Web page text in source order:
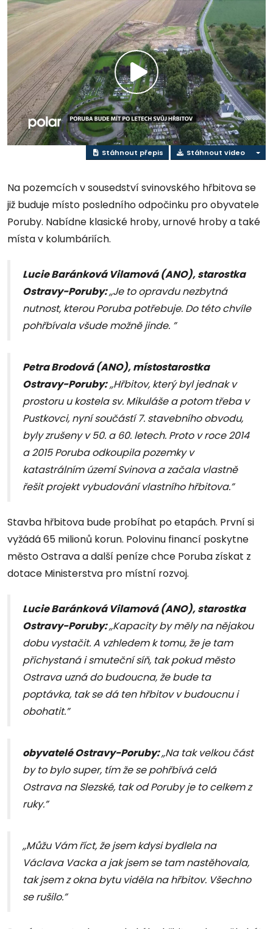
Přehrát
video
Stáhnout přepis Stáhnout video
Na pozemcích v sousedství svinovského hřbitova se
již buduje místo posledního odpočinku pro obyvatele
Poruby. Nabídne klasické hroby, urnové hroby a také
místa v kolumbáriích.
Lucie Baránková Vilamová (ANO), starostka
Ostravy-Poruby:,,Je to opravdu nezbytná
nutnost, kterou Poruba potřebuje. Do této chvíle
pohřbívala všude možně jinde. ”
Petra Brodová (ANO), místostarostka
Ostravy-Poruby:,,Hřbitov, který byl jednak v
prostoru u kostela sv. Mikuláše a potom třeba v
Pustkovci, nyní součástí 7. stavebního obvodu,
byly zrušeny v 50. a 60. letech. Proto v roce 2014
a 2015 Poruba odkoupila pozemky v
katastrálním území Svinova a začala vlastně
řešit projekt vybudování vlastního hřbitova.”
Stavba hřbitova bude probíhat po etapách. První si
vyžádá 65 milionů korun. Polovinu financí poskytne
město Ostrava a další peníze chce Poruba získat z
dotace Ministerstva pro místní rozvoj.
Lucie Baránková Vilamová (ANO), starostka
Ostravy-Poruby:,,Kapacity by měly na nějakou
dobu vystačit. A vzhledem k tomu, že je tam
přichystaná i smuteční síň, tak pokud město
Ostrava uzná do budoucna, že bude ta
poptávka, tak se dá ten hřbitov v budoucnu i
obohatit.”
obyvatelé Ostravy-Poruby:,,Na tak velkou část
by to bylo super, tím že se pohřbívá celá
Ostrava na Slezské, tak od Poruby je to celkem z
ruky.”
,,Můžu Vám říct, že jsem kdysi bydlela na
Václava Vacka a jak jsem se tam nastěhovala,
tak jsem z okna bytu viděla na hřbitov. Všechno
se rušilo.”